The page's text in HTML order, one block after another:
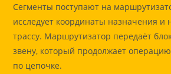
Сегменты поступают на
исследует координаты назначения и
трассу. Маршрутизатор передаёт
звену, который продолжает
по цепочке.